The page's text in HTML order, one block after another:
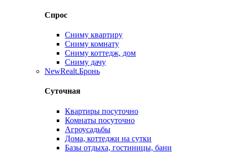
Спрос
Сниму квартиру
Сниму комнату
Сниму коттедж, дом
Сниму дачу
NewRealt.Бронь
Суточная
Квартиры посуточно
Комнаты посуточно
Агроусадьбы
Дома, коттеджи на сутки
Базы отдыха, гостиницы, бани